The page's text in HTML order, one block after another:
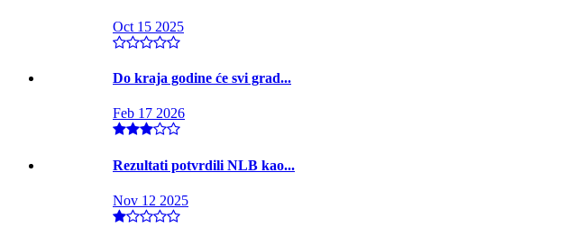
Oct 15 2025
Do kraja godine će svi grad...
Feb 17 2026
Rezultati potvrdili NLB kao...
Nov 12 2025